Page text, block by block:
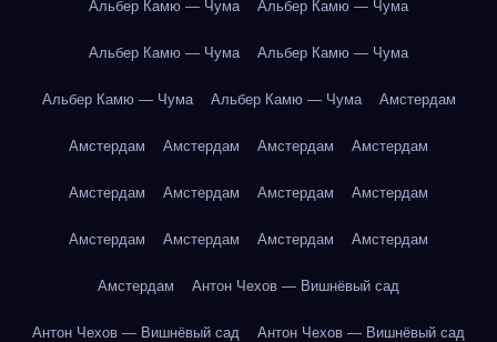
Альбер Камю — Чума Альбер Камю — Чума
Альбер Камю — Чума Альбер Камю — Чума
Альбер Камю — Чума Альбер Камю — Чума Амстердам
Амстердам Амстердам Амстердам Амстердам
Амстердам Амстердам Амстердам Амстердам
Амстердам Амстердам Амстердам Амстердам
Амстердам Антон Чехов — Вишнёвый сад
Антон Чехов — Вишнёвый сад Антон Чехов — Вишнёвый сад